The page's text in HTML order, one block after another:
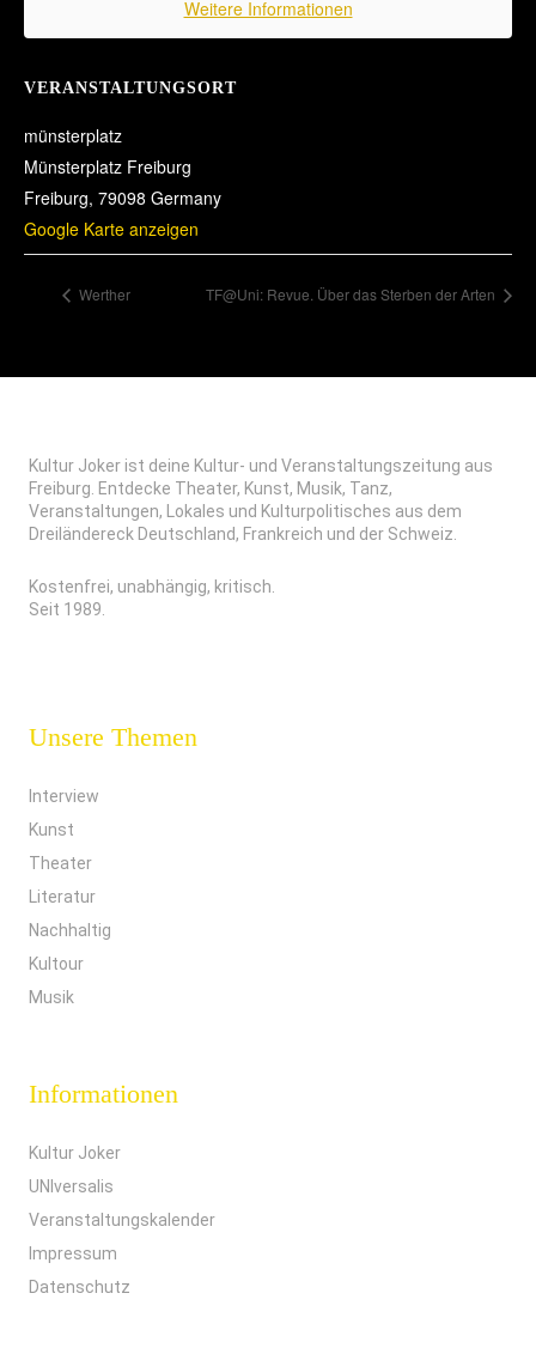
VERANSTALTUNGSORT
münsterplatz
Münsterplatz Freiburg
Freiburg, 79098 Germany
Google Karte anzeigen
Weitere Informationen
Werther TF@Uni: Revue. Über das Sterben der Arten
Kultur Joker ist deine Kultur- und Veranstaltungszeitung aus
Freiburg. Entdecke Theater, Kunst, Musik, Tanz,
Veranstaltungen, Lokales und Kulturpolitisches aus dem
Dreiländereck Deutschland, Frankreich und der Schweiz.
Kostenfrei, unabhängig, kritisch.
Seit 1989.
Unsere Themen
Interview
Kunst
Theater
Literatur
Nachhaltig
Kultour
Musik
Informationen
Kultur Joker
UNIversalis
Veranstaltungskalender
Impressum
Datenschutz